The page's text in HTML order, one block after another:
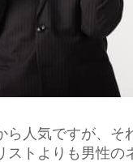
ら人気ですが、そ
トよりも男性の